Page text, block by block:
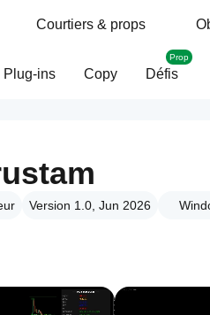
Courtiers & props
Plug-ins Copy Défis
Prop
Version 1.0, Jun 2026